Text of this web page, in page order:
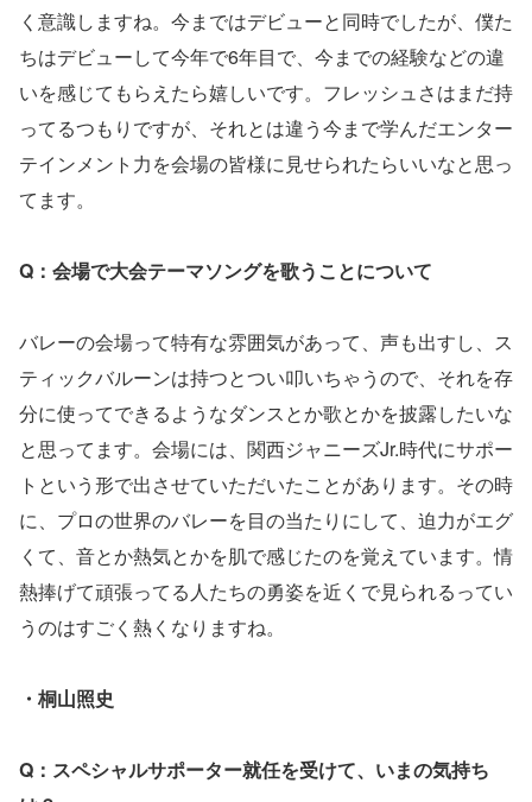
く意識しますね。今まではデビューと同時でしたが、僕た
ちはデビューして今年で6年目で、今までの経験などの違
いを感じてもらえたら嬉しいです。フレッシュさはまだ持
ってるつもりですが、それとは違う今まで学んだエンター
テインメント力を会場の皆様に見せられたらいいなと思っ
てます。
Q：会場で大会テーマソングを歌うことについて
バレーの会場って特有な雰囲気があって、声も出すし、ス
ティックバルーンは持つとつい叩いちゃうので、それを存
分に使ってできるようなダンスとか歌とかを披露したいな
と思ってます。会場には、関西ジャニーズJr.時代にサポー
トという形で出させていただいたことがあります。その時
に、プロの世界のバレーを目の当たりにして、迫力がエグ
くて、音とか熱気とかを肌で感じたのを覚えています。情
熱捧げて頑張ってる人たちの勇姿を近くで見られるってい
うのはすごく熱くなりますね。
・桐山照史
Q：スペシャルサポーター就任を受けて、いまの気持ち